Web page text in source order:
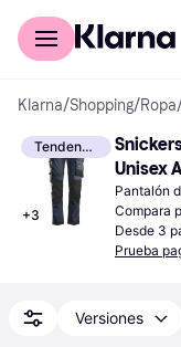
Comprar con Klarna
Klarna/Shopping/Ropa
Tendencia
+3
Unisex
Pantalón
Compara
Desde 3
Prueba
Versiones